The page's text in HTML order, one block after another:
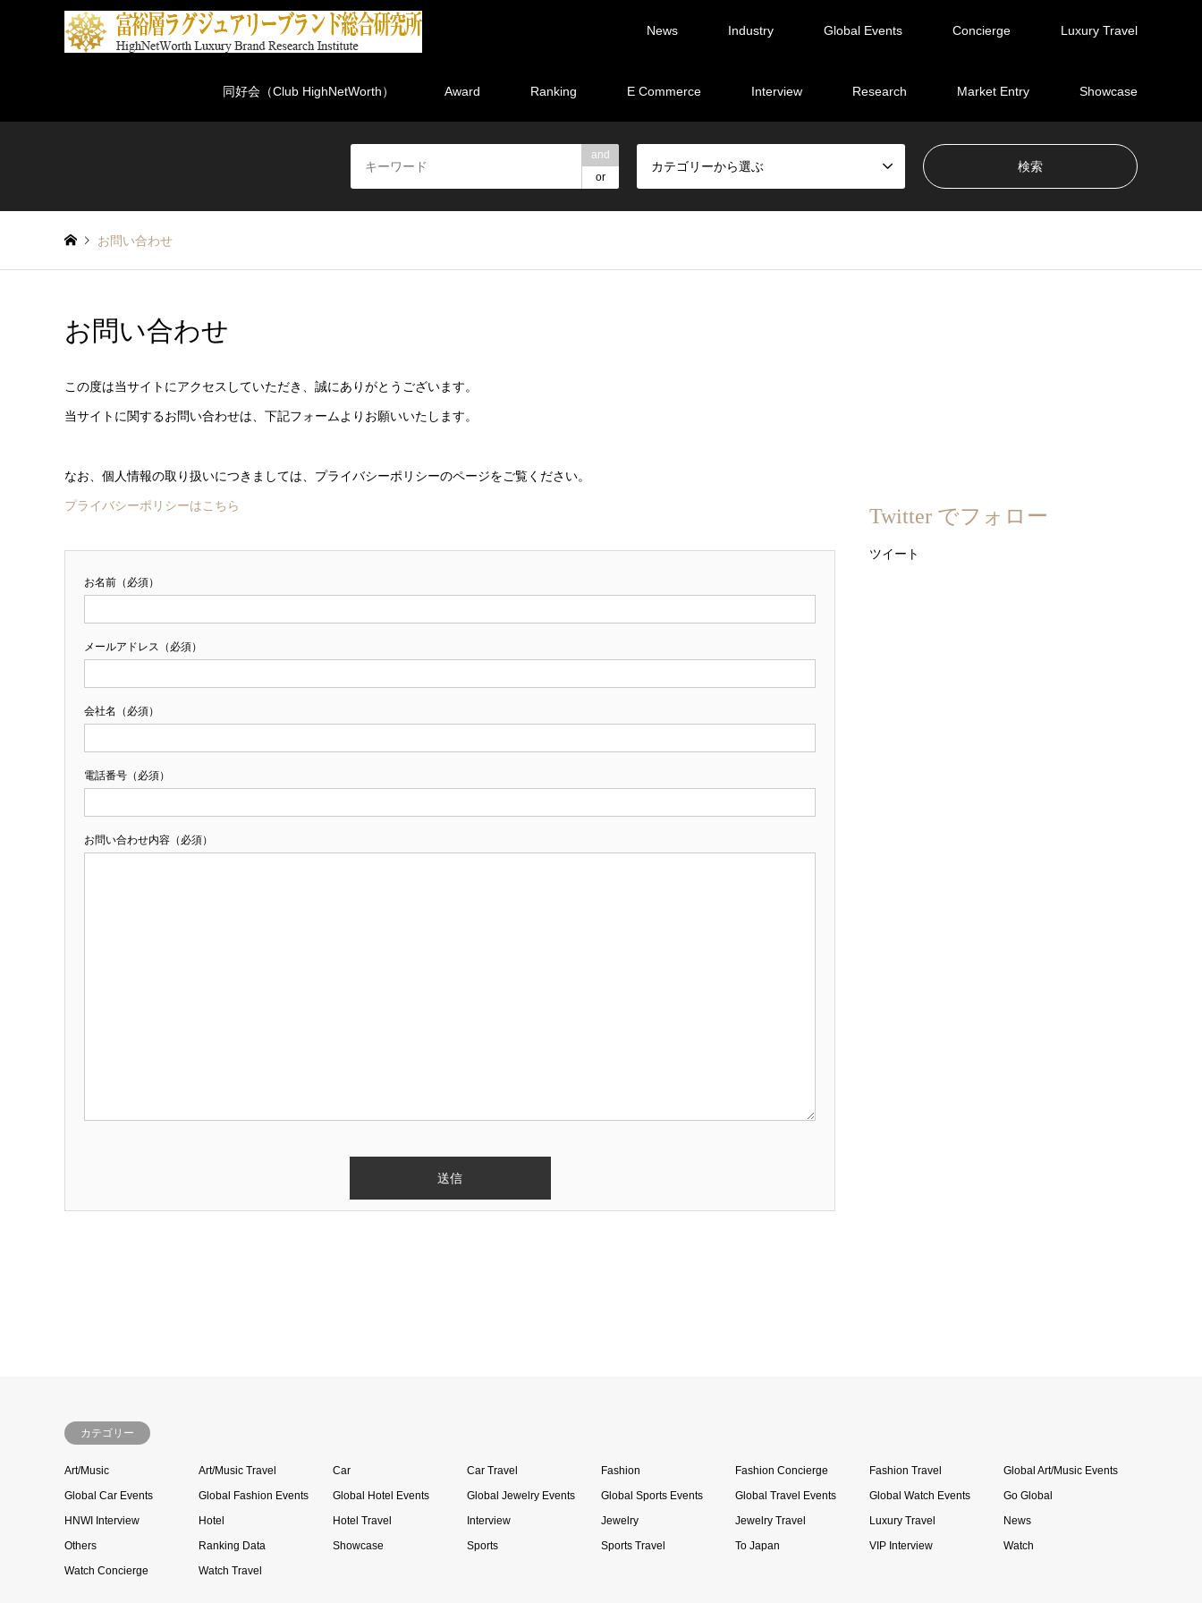
News Industry Global Events Concierge Luxury Travel
同好会（Club HighNetWorth） Award Ranking E Commerce Interview Research Market Entry Showcase
and
or
カテゴリーから選ぶ
お問い合わせ
お問い合わせ
この度は当サイトにアクセスしていただき、誠にありがとうございます。
当サイトに関するお問い合わせは、下記フォームよりお願いいたします。
なお、個人情報の取り扱いにつきましては、プライバシーポリシーのページをご覧ください。
プライバシーポリシーはこちら
お名前（必須）
メールアドレス（必須）
会社名（必須）
電話番号（必須）
お問い合わせ内容（必須）
Twitter でフォロー
ツイート
カテゴリー
Art/Music Art/Music Travel Car Car Travel Fashion Fashion Concierge Fashion Travel
Global Art/Music Events
Global Car Events
Global Fashion Events Global Hotel Events Global Jewelry Events Global Sports Events Global Travel Events Global Watch Events
Go Global
HNWI Interview
Hotel Hotel Travel Interview Jewelry Jewelry Travel Luxury Travel
News
Others
Ranking Data Showcase Sports Sports Travel To Japan VIP Interview
Watch
Watch Concierge
Watch Travel